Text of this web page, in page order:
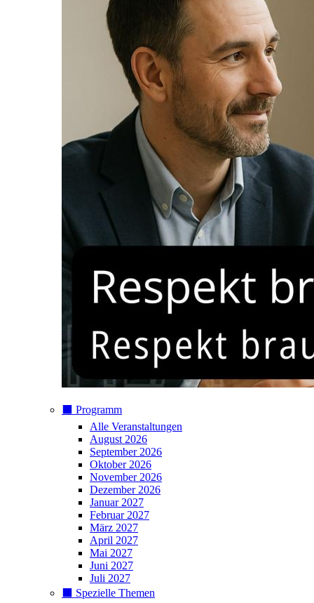
⬛️ Programm
Alle Veranstaltungen
August 2026
September 2026
Oktober 2026
November 2026
Dezember 2026
Januar 2027
Februar 2027
März 2027
April 2027
Mai 2027
Juni 2027
Juli 2027
⬛️ Spezielle Themen